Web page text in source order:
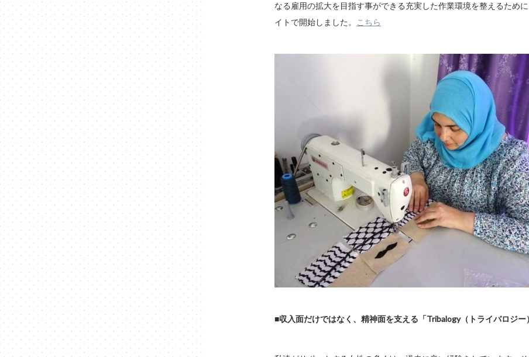
なる雇用の拡大を目指す事ができる充実した作業環境を整えるため
イトで開始しました。
こちら
■収入面だけではなく、精神面を支える「Tribalogy（トライバロジー